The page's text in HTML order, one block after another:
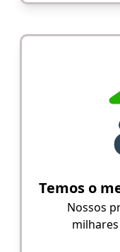
Temos o
Nossos